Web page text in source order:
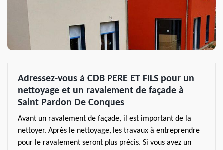
Adressez-vous à CDB PERE ET FILS pour un
nettoyage et un ravalement de façade à
Saint Pardon De Conques
Avant un ravalement de façade, il est important de la
nettoyer. Après le nettoyage, les travaux à entreprendre
pour le ravalement seront plus précis. Si vous avez un